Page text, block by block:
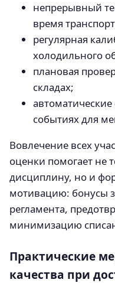
непрерывный
время
регулярная
холодильного
плановая
складах;
событиях для
Вовлечение всех
оценки помогает не
дисциплину, но и
мотивацию: бонусы
регламента,
минимизацию
Практические
качества при